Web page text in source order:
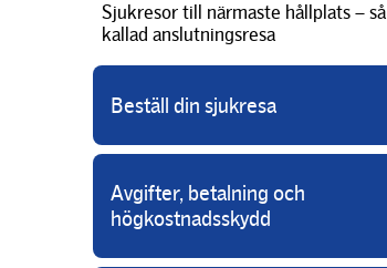
Sjukresor till närmaste hållplats – så
kallad anslutningsresa
Beställ din sjukresa
Avgifter, betalning och
högkostnadsskydd